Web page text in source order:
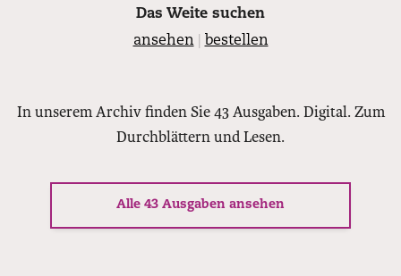
Das Weite suchen
ansehen
bestellen
In unserem Archiv finden Sie 43 Ausgaben. Digital. Zum
Durchblättern und Lesen.
Alle 43 Ausgaben ansehen